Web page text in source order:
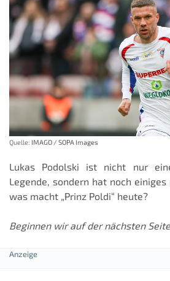
Quelle: IMAGO / SOPA Images
Lukas Podolski ist nicht nur
Legende, sondern hat noch
was macht „Prinz Poldi“ heute?
Beginnen wir auf der nächsten